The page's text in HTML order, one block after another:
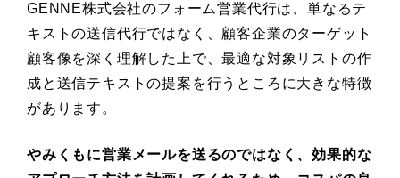
GENNE株式会社のフォーム営業代行は、単なるテ
キストの送信代行ではなく、顧客企業のターゲット
顧客像を深く理解した上で、最適な対象リストの作
成と送信テキストの提案を行うところに大きな特徴
があります。
やみくもに営業メールを送るのではなく、効果的な